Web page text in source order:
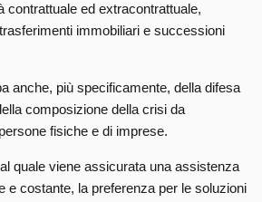
contrattuale ed extracontrattuale,
immobiliari e successioni
anche, più specificamente, della difesa
composizione della crisi da
fisiche e di imprese.
al quale viene assicurata una assistenza
e costante, la preferenza per le soluzioni